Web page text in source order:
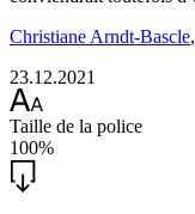
Christiane Arndt-Bascle,
23.12.2021
Taille de la police
100%